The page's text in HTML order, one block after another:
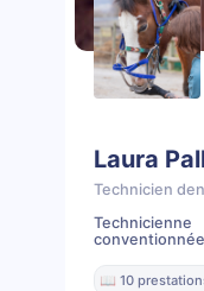
Laura
Technicien
📖 10